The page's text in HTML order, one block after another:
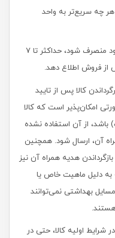
چه سریع‏‌تر به واحد
– اگر پس از دریافت کالا مشتری از خرید خود منصرف شود، حداکثر تا 7
از فروش اطلاع دهد.
این حالت، برگرداندن کالا پس از تایید
امکان‌پذیر است که کالا
باشد، از آن استفاده نشده
آن، ارسال شود. همچنین
هدیه همراه آن نیز
به دلیل ماهیت خاص یا
بهداشتی نمی‌توانند
شرایط اولیه کالا، حتی در